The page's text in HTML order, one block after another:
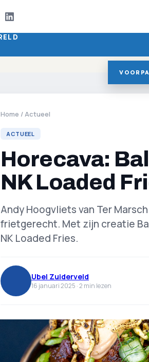
Home /Actueel
ACTUEEL
Horecava:
NK Loaded
Andy Hoogvliets van Ter
frietgerecht. Met zijn creatie
NK Loaded Fries.
Ubel Zuiderveld
16 januari 2025 ·2 min lezen